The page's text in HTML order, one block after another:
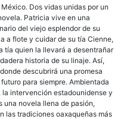
Dos vidas unidas por un
Patricia vive en una
del viejo esplendor de su
a flote y cuidar de su tía Cienne,
tía quien la llevará a desentrañar
historia de su linaje. Así,
descubrirá una promesa
para siempre. Ambientada
intervención estadounidense y
una novela llena de pasión,
las tradiciones oaxaqueñas más